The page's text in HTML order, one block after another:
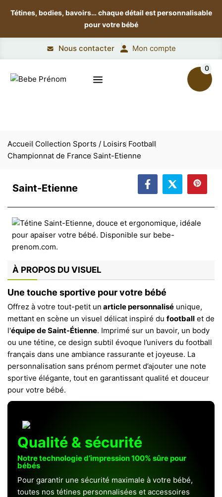
Tétines, bodies, bavoirs…chaque détail est personnalisable
pour votre bébé
Nous contacter Mon compte
0
Accueil Collection Sports / Loisirs Football
Championnat de France Saint-Etienne
Saint-Etienne
À PROPOS DU VISUEL
Une touche sportive pour votre bébé
Offrez à votre tout-petit un article personnalisé unique,
mettant en scène un visuel délicat inspiré du football et de
l'équipe de Saint-Étienne. Imprimé sur un bavoir, un body
ou une tétine, ce design subtil évoque l’univers du football
français dans une ambiance rassurante et joyeuse. La
personnalisation sans prénom permet d’ajouter une note
sportive élégante, tout en garantissant qualité et douceur
pour votre bébé.
Qualité & sécurité
Notre technologie d’impression 100% sûre pour
bébés
Pour garantir une sécurité maximale à votre bébé,
toutes nos tétines personnalisées et accessoires